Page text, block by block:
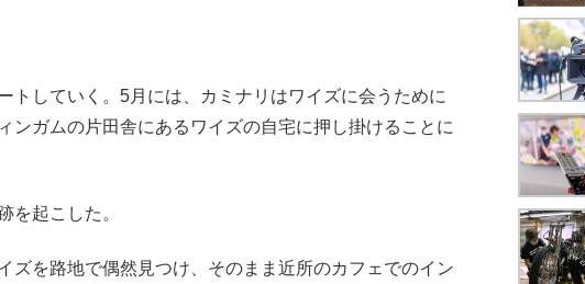
トしていく。5月には、カミナリはワイズに会うために
ンガムの片田舎にあるワイズの自宅に押し掛けることに
を起こした。
ズを路地で偶然見つけ、そのまま近所のカフェでのイン